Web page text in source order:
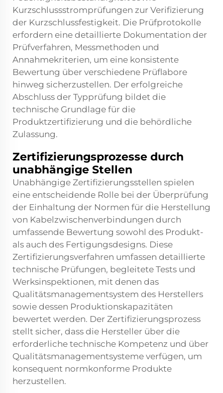
Kurzschlussstromprüfungen zur Verifizierung
der Kurzschlussfestigkeit. Die Prüfprotokolle
erfordern eine detaillierte Dokumentation der
Prüfverfahren, Messmethoden und
Annahmekriterien, um eine konsistente
Bewertung über verschiedene Prüflabore
hinweg sicherzustellen. Der erfolgreiche
Abschluss der Typprüfung bildet die
technische Grundlage für die
Produktzertifizierung und die behördliche
Zulassung.
Zertifizierungsprozesse durch
unabhängige Stellen
Unabhängige Zertifizierungsstellen spielen
eine entscheidende Rolle bei der Überprüfung
der Einhaltung der Normen für die Herstellung
von Kabelzwischenverbindungen durch
umfassende Bewertung sowohl des Produkt-
als auch des Fertigungsdesigns. Diese
Zertifizierungsverfahren umfassen detaillierte
technische Prüfungen, begleitete Tests und
Werksinspektionen, mit denen das
Qualitätsmanagementsystem des Herstellers
sowie dessen Produktionskapazitäten
bewertet werden. Der Zertifizierungsprozess
stellt sicher, dass die Hersteller über die
erforderliche technische Kompetenz und über
Qualitätsmanagementsysteme verfügen, um
konsequent normkonforme Produkte
herzustellen.